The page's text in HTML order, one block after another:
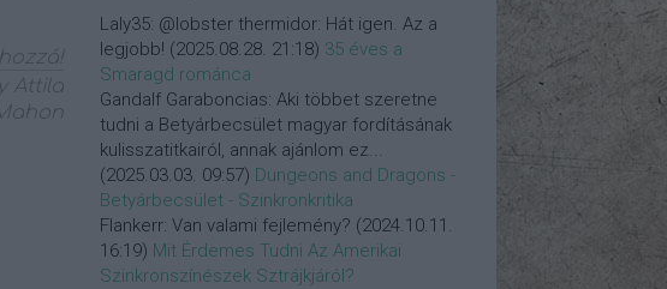
Attila
Laly35: @lobster thermidor: Hát igen. Az a
legjobb! (2025.08.28. 21:18) 35 éves a
Smaragd románca
Gandalf Garaboncias: Aki többet szeretne
tudni a Betyárbecsület magyar fordításának
kulisszatitkairól, annak ajánlom ez...
(2025.03.03. 09:57) Dungeons and Dragons -
Betyárbecsület - Szinkronkritika
Flankerr: Van valami fejlemény? (2024.10.11.
16:19) Mit Érdemes Tudni Az Amerikai
Szinkronszínészek Sztrájkjáról?